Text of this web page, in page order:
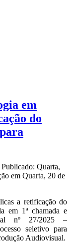
em
do
Publicado: Quarta,
em Quarta, 20 de
a retificação do
em 1ª chamada e
nº 27/2025 –
seletivo para
Audiovisual.